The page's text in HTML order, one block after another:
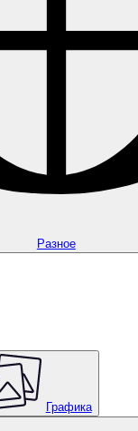
Разное
Графика